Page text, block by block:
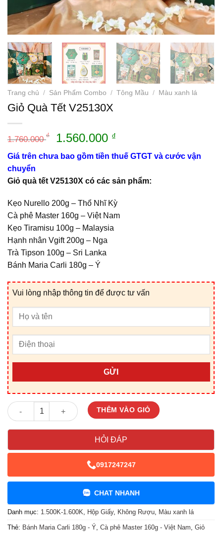
Trang chủ / Sản Phẩm Combo / Tông Mầu / Màu xanh lá
Giỏ Quà Tết V25130X
1.760.000₫
Giá
là:
1.560.000 ₫
hiện
tại
1.560.000 ₫.
Giá trên chưa bao gồm tiền thuế GTGT và cước vận
chuyển
Giỏ quà tết V25130X có các sản phẩm:
Kẹo Nurello 200g – Thổ Nhĩ Kỳ
Cà phê Master 160g – Việt Nam
Kẹo Tiramisu 100g – Malaysia
Hạnh nhân Vgift 200g – Nga
Trà Tipson 100g – Sri Lanka
Bánh Maria Carli 180g – Ý
Vui lòng nhập thông tin để được tư vấn
GỬI
Giỏ Quà Tết V25130X số lượngTHÊM VÀO GIỎ
HỎI ĐÁP
0917247247
CHAT NHANH
Danh mục: 1.500K-1.600K, Hộp Giấy, Không Rượu, Màu xanh lá
Thẻ: Bánh Maria Carli 180g - Ý, Cà phê Master 160g - Việt Nam, Giỏ